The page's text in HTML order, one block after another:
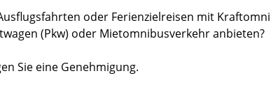
oder Ferienzielreisen mit
(Pkw) oder Mietomnibusverkehr anbieten?
Sie eine Genehmigung.